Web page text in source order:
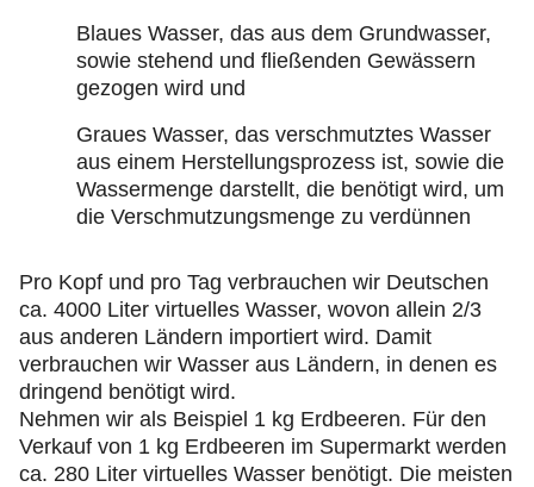
Blaues Wasser, das aus dem Grundwasser,
sowie stehend und fließenden Gewässern
gezogen wird und
Graues Wasser, das verschmutztes Wasser
aus einem Herstellungsprozess ist, sowie die
Wassermenge darstellt, die benötigt wird, um
die Verschmutzungsmenge zu verdünnen
Pro Kopf und pro Tag verbrauchen wir Deutschen
ca. 4000 Liter virtuelles Wasser, wovon allein 2/3
aus anderen Ländern importiert wird. Damit
verbrauchen wir Wasser aus Ländern, in denen es
dringend benötigt wird.
Nehmen wir als Beispiel 1 kg Erdbeeren. Für den
Verkauf von 1 kg Erdbeeren im Supermarkt werden
ca. 280 Liter virtuelles Wasser benötigt. Die meisten